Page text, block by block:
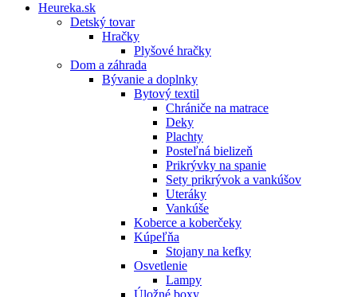
Heureka.sk
Detský tovar
Hračky
Plyšové hračky
Dom a záhrada
Bývanie a doplnky
Bytový textil
Chrániče na matrace
Deky
Plachty
Posteľná bielizeň
Prikrývky na spanie
Sety prikrývok a vankúšov
Uteráky
Vankúše
Koberce a koberčeky
Kúpeľňa
Stojany na kefky
Osvetlenie
Lampy
Úložné boxy